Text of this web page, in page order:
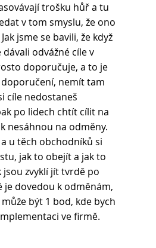
trošku hůř a tu
v tom smyslu, že ono
jsme se bavili, že když
dávali odvážné cíle v
doporučuje, a to je
nemít tam
cíle nedostaneš
po lidech chtít cílit na
nesáhnou na odměny.
u těch obchodníků si
jak to obejít a jak to
jsou zvyklí jít tvrdě po
je dovedou k odměnám,
být 1 bod, kde bych
ve firmě.